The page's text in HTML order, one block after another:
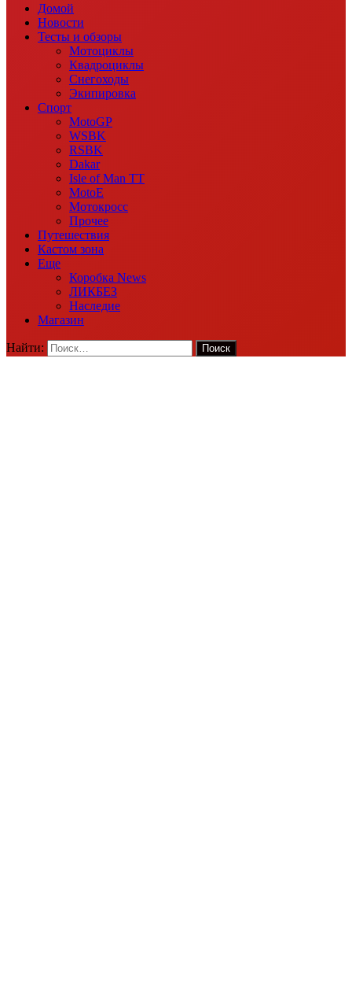
Домой
Новости
Тесты и обзоры
Мотоциклы
Квадроциклы
Снегоходы
Экипировка
Спорт
MotoGP
WSBK
RSBK
Dakar
Isle of Man TT
MotoE
Мотокросс
Прочее
Путешествия
Кастом зона
Еще
Коробка News
ЛИКБЕЗ
Наследие
Магазин
Найти: